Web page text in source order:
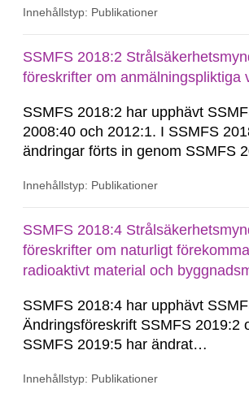
impact from radioactive
the major radiological impact to the
the Sillamae town is the exposure
Innehållstyp: Publikationer
SSMFS 2018:2
föreskrifter om anmälningspliktiga
SSMFS 2018:2 har upphävt
2008:40 och 2012:1. I SSMFS
ändringar förts in genom SSMFS
Innehållstyp: Publikationer
SSMFS 2018:4
föreskrifter om naturligt
radioaktivt material och
SSMFS 2018:4 har upphävt
Ändringsföreskrift SSMFS 2019:2
SSMFS 2019:5 har ändrat
2018:4.
Innehållstyp: Publikationer